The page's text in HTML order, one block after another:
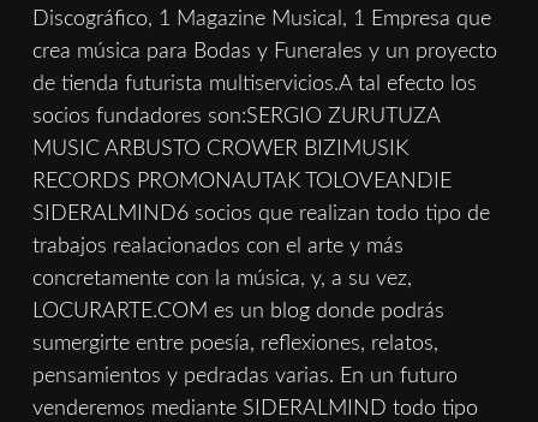
Discográfico, 1 Magazine Musical, 1 Empresa que
crea música para Bodas y Funerales y un proyecto
de tienda futurista multiservicios.A tal efecto los
socios fundadores son:SERGIO ZURUTUZA
MUSIC ARBUSTO CROWER BIZIMUSIK
RECORDS PROMONAUTAK TOLOVEANDIE
SIDERALMIND6 socios que realizan todo tipo de
trabajos realacionados con el arte y más
concretamente con la música, y, a su vez,
LOCURARTE.COM es un blog donde podrás
sumergirte entre poesía, reflexiones, relatos,
pensamientos y pedradas varias. En un futuro
venderemos mediante SIDERALMIND todo tipo